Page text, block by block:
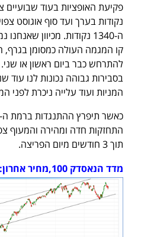
נקודות בערך ועד סוף אוגוסט
ה-1340 נקודות. מכיוון
קו המגמה העולה כמסומן בגרף,
להתרחש כבר ביום ראשון או
בסבירות גבוהה נכונות לנו עוד
המניות ועוד עלייה ניכרת לפני
תוך 3 חודשים מיום הפריצה.
מדד הנאסדק 100,מחיר אחרון: 2356